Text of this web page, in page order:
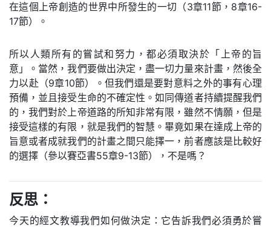
在這個上帝創造的世界中所發生的一切（3章11節，8章16-
17節）。
所以人類所有的嘗試和努力，都必須取決於「上帝的旨
意」。當然，我們要做出決定，盡一切力量來計畫，然後全
力以赴（9章10節）。但我們還是要對意料之外的事有心理
預備，並且接受生命的不確定性。如同傳道者持續提醒我們
的，我們對於上帝道路的所知非常有限，雖然不情願，但是
接受這樣的有限，就是我們的智慧。畢竟如果在達成上帝的
旨意或者成就我們的計畫之間只能擇一，前者應該是比較好
的選擇（參以賽亞書55章9-13節），不是嗎？
反思：
今天的經文教導我們如何做決定：它告訴我們必須勇於嘗